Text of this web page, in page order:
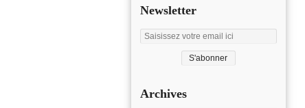
Newsletter
Archives